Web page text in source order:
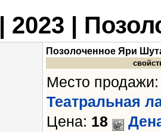
| 2023 |
Позолоченное Яри
Место продажи:
Театральная
Цена: 18